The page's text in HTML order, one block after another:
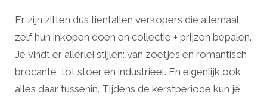
Er zijn zitten dus tientallen verkopers die allemaal
zelf hun inkopen doen en collectie + prijzen bepalen.
Je vindt er allerlei stijlen: van zoetjes en romantisch
brocante, tot stoer en industrieel. En eigenlijk ook
alles daar tussenin. Tijdens de kerstperiode kun je